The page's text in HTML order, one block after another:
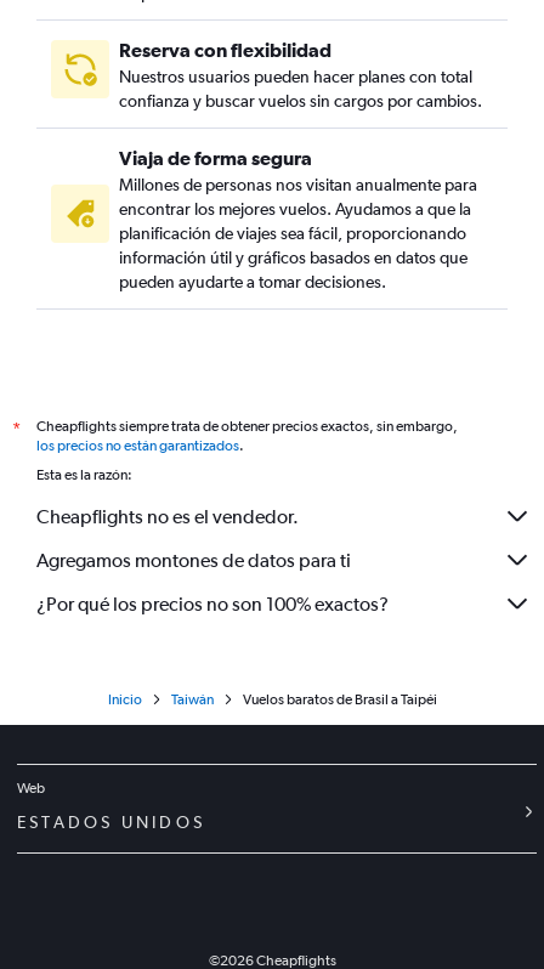
Reserva con flexibilidad
Nuestros usuarios pueden hacer planes con total
confianza y buscar vuelos sin cargos por cambios.
Viaja de forma segura
Millones de personas nos visitan anualmente para
encontrar los mejores vuelos. Ayudamos a que la
planificación de viajes sea fácil, proporcionando
información útil y gráficos basados en datos que
pueden ayudarte a tomar decisiones.
*
Cheapflights siempre trata de obtener precios exactos, sin embargo,
los precios no están garantizados.
Esta es la razón:
Cheapflights no es el vendedor.
Agregamos montones de datos para ti
¿Por qué los precios no son 100% exactos?
Inicio Taiwán Vuelos baratos de Brasil a Taipéi
Web
ESTADOS UNIDOS
©2026Cheapflights